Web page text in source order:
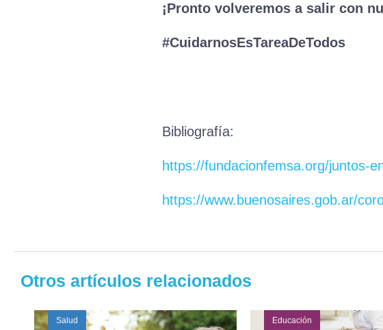
¡Pronto volveremos a salir con
#CuidarnosEsTareaDeTodos
Bibliografía:
https://fundacionfemsa.org/juntos-
https://www.buenosaires.gob.ar/
Otros artículos relacionados
Salud Educación